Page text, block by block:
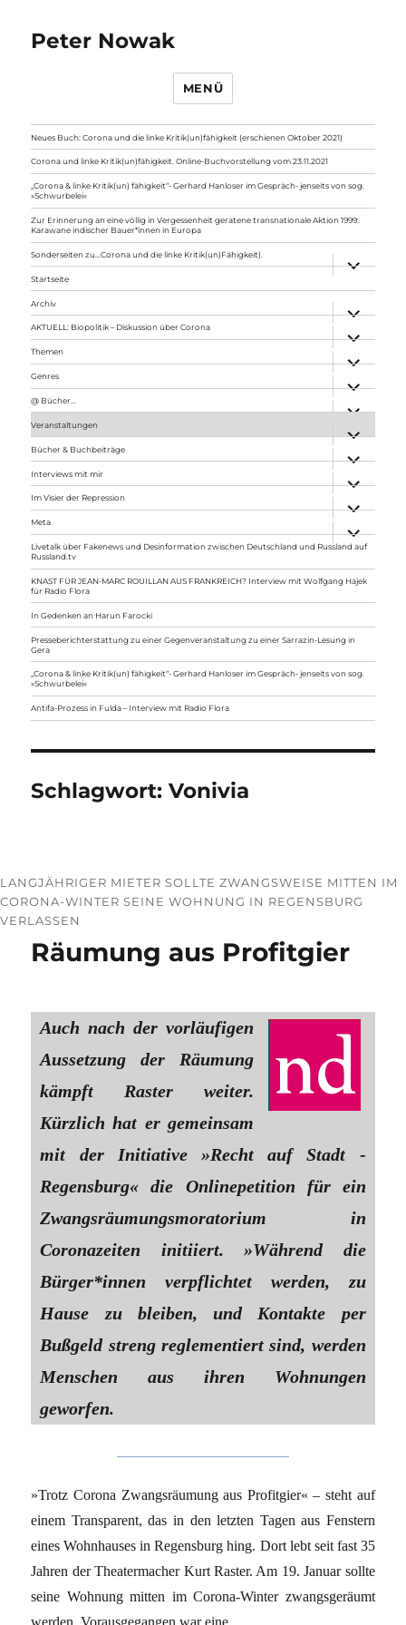
Peter Nowak
MENÜ
Neues Buch: Corona und die linke Kritik(un)fähigkeit (erschienen Oktober 2021)
Corona und linke Kritik(un)fähigkeit. Online-Buchvorstellung vom 23.11.2021
„Corona & linke Kritik(un) fähigkeit“- Gerhard Hanloser im Gespräch- jenseits von sog.
»Schwurbelei«
Zur Erinnerung an eine völlig in Vergessenheit geratene transnationale Aktion 1999:
Karawane indischer Bauer*innen in Europa
Sonderseiten zu…Corona und die linke Kritik(un)Fähigkeit).
anzeigen
Startseite
Archiv
anzeigen
AKTUELL: Biopolitik – Diskussion über Corona
anzeigen
Themen
anzeigen
Genres
anzeigen
@ Bücher…
Veranstaltungen
anzeigen
Bücher & Buchbeiträge
anzeigen
Interviews mit mir
anzeigen
Im Visier der Repression
anzeigen
Meta
anzeigen
Livetalk über Fakenews und Desinformation zwischen Deutschland und Russland auf
Russland.tv
KNAST FÜR JEAN-MARC ROUILLAN AUS FRANKREICH? Interview mit Wolfgang Hajek
für Radio Flora
In Gedenken an Harun Farocki
Presseberichterstattung zu einer Gegenveranstaltung zu einer Sarrazin-Lesung in
Gera
„Corona & linke Kritik(un) fähigkeit“- Gerhard Hanloser im Gespräch- jenseits von sog.
»Schwurbelei«
Antifa-Prozess in Fulda – Interview mit Radio Flora
Schlagwort:Vonivia
LANGJÄHRIGER MIETER SOLLTE ZWANGSWEISE MITTEN IM
CORONA-WINTER SEINE WOHNUNG IN REGENSBURG
VERLASSEN
Räumung aus Profitgier
Auch nach der vorläufigen
Aussetzung der Räumung
kämpft Raster weiter.
Kürzlich hat er gemeinsam
mit der Initiative »Recht auf Stadt -
Regensburg« die Onlinepetition für ein
Zwangsräumungsmoratorium in
Coronazeiten initiiert. »Während die
Bürger*innen verpflichtet werden, zu
Hause zu bleiben, und Kontakte per
Bußgeld streng reglementiert sind, werden
Menschen aus ihren Wohnungen
geworfen.
»Trotz Corona Zwangsräumung aus Profitgier« – steht auf
einem Transparent, das in den letzten Tagen aus Fenstern
eines Wohnhauses in Regensburg hing. Dort lebt seit fast 35
Jahren der Theatermacher Kurt Raster. Am 19. Januar sollte
seine Wohnung mitten im Corona-Winter zwangsgeräumt
werden. Vorausgegangen war eine ….